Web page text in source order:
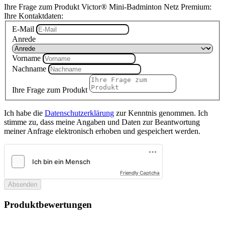
Ihre Frage zum Produkt Victor® Mini-Badminton Netz Premium:
Ihre Kontaktdaten:
E-Mail
Anrede
Vorname
Nachname
Ihre Frage zum Produkt
Ich habe die Datenschutzerklärung zur Kenntnis genommen. Ich
stimme zu, dass meine Angaben und Daten zur Beantwortung
meiner Anfrage elektronisch erhoben und gespeichert werden.
Friendly Captcha
Absenden
Produktbewertungen